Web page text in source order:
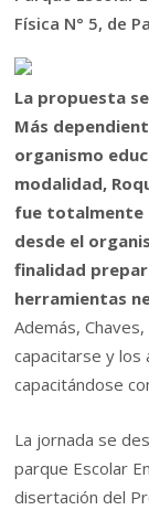
Física N° 5, de
La propuesta
Más
organismo
modalidad,
fue totalmente
desde el
finalidad
herramientas
Además,
capacitarse y los
capacitándose
La jornada se
parque Escolar
disertación del